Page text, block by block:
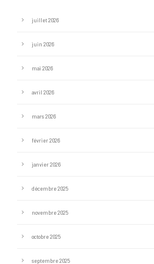
juillet 2026
juin 2026
mai 2026
avril 2026
mars 2026
février 2026
janvier 2026
décembre 2025
novembre 2025
octobre 2025
septembre 2025